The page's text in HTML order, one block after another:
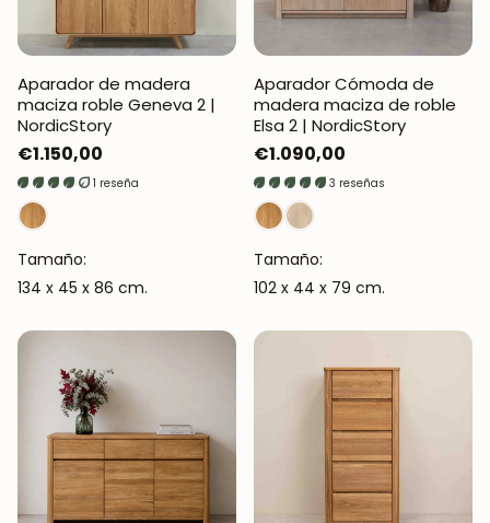
Aparador de madera
maciza roble Geneva 2 |
NordicStory
Precio
regular
€1.150,00
1 reseña
Tamaño:
134 x 45 x 86 cm.
Aparador Cómoda de
madera maciza de roble
Elsa 2 | NordicStory
Precio
regular
€1.090,00
3 reseñas
Tamaño:
102 x 44 x 79 cm.